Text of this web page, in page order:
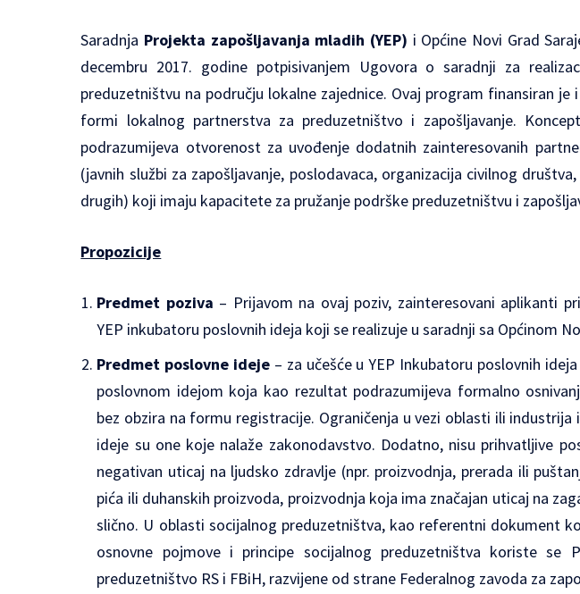
Saradnja Projekta zapošljavanja mladih (YEP) i Općine Novi Grad
decembru 2017. godine potpisivanjem Ugovora o saradnji za
preduzetništvu na području lokalne zajednice. Ovaj program finansiran je
formi lokalnog partnerstva za preduzetništvo i zapošljavanje.
podrazumijeva otvorenost za uvođenje dodatnih zainteresovanih
(javnih službi za zapošljavanje, poslodavaca, organizacija civilnog
drugih) koji imaju kapacitete za pružanje podrške preduzetništvu i
Propozicije
Predmet poziva – Prijavom na ovaj poziv, zainteresovani aplikanti
YEP inkubatoru poslovnih ideja koji se realizuje u saradnji sa Općinom
Predmet poslovne ideje – za učešće u YEP Inkubatoru poslovnih
poslovnom idejom koja kao rezultat podrazumijeva formalno
bez obzira na formu registracije. Ograničenja u vezi oblasti ili industrija
ideje su one koje nalaže zakonodavstvo. Dodatno, nisu prihvatljive
negativan uticaj na ljudsko zdravlje (npr. proizvodnja, prerada ili
pića ili duhanskih proizvoda, proizvodnja koja ima značajan uticaj na
slično. U oblasti socijalnog preduzetništva, kao referentni dokument
osnovne pojmove i principe socijalnog preduzetništva koriste se
preduzetništvo RS i FBiH, razvijene od strane Federalnog zavoda za